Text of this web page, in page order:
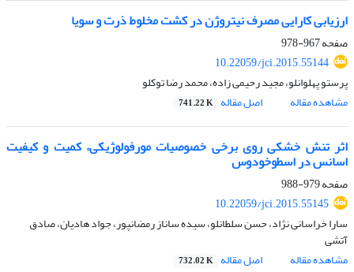
ارزیابی کارایی مصرف نیتروژن در کشت مخلوط ذرت و سویا
صفحه967-978
10.22059/jci.2015.55144
پرستو پهلوانلو، مجید رحیمی زاده، محمد رضا توکلو
مشاهده مقاله
اصل مقاله 741.22 K
اثر تنش خشکی روی برخی خصوصیات مورفولوژیکی، کمیت و کیفیت
اسانس در اسطوخودوس
صفحه979-988
10.22059/jci.2015.55145
سارا خراسانی نژاد، حسن سلطانلو، سیده ساناز رمضانپور، جواد هادیان، صادق
آتشی
مشاهده مقاله
اصل مقاله 732.02 K